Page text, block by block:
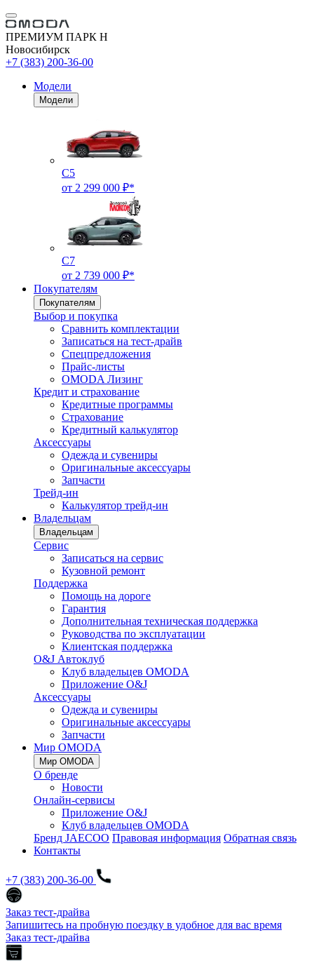
ПРЕМИУМ ПАРК Н
Новосибирск
+7 (383) 200-36-00
Модели
Модели
C5
от 2 299 000 ₽*
C7
от 2 739 000 ₽*
Покупателям
Покупателям
Выбор и покупка
Сравнить комплектации
Записаться на тест-драйв
Cпецпредложения
Прайс-листы
OMODA Лизинг
Кредит и страхование
Кредитные программы
Страхование
Кредитный калькулятор
Аксессуары
Одежда и сувениры
Оригинальные аксессуары
Запчасти
Трейд-ин
Калькулятор трейд-ин
Владельцам
Владельцам
Сервис
Записаться на сервис
Кузовной ремонт
Поддержка
Помощь на дороге
Гарантия
Дополнительная техническая поддержка
Руководства по эксплуатации
Клиентская поддержка
O&J Автоклуб
Клуб владельцев OMODA
Приложение O&J
Аксессуары
Одежда и сувениры
Оригинальные аксессуары
Запчасти
Мир OMODA
Мир OMODA
О бренде
Новости
Онлайн-сервисы
Приложение O&J
Клуб владельцев OMODA
Бренд JAECOO Правовая информация Обратная связь
Контакты
+7 (383) 200-36-00
Заказ тест-драйва
Запишитесь на пробную поездку в удобное для вас время
Заказ тест-драйва